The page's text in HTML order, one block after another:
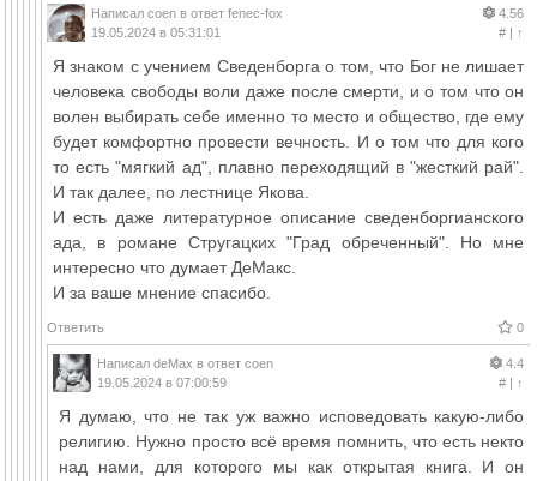
Написал coen в ответ fenec-fox
19.05.2024 в 05:31:01
4.56
#| ↑
Я знаком с учением Сведенборга о том, что Бог не лишает
человека свободы воли даже после смерти, и о том что он
волен выбирать себе именно то место и общество, где ему
будет комфортно провести вечность. И о том что для кого
то есть "мягкий ад", плавно переходящий в "жесткий рай".
И так далее, по лестнице Якова.
И есть даже литературное описание сведенборгианского
ада, в романе Стругацких "Град обреченный". Но мне
интересно что думает ДеМакс.
И за ваше мнение спасибо.
Ответить 0
Написал deMax в ответ coen
19.05.2024 в 07:00:59
4.4
#| ↑
Я думаю, что не так уж важно исповедовать какую-либо
религию. Нужно просто всё время помнить, что есть некто
над нами, для которого мы как открытая книга. И он